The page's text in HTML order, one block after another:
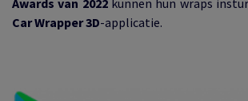
Car Wrapper 3D-applicatie.